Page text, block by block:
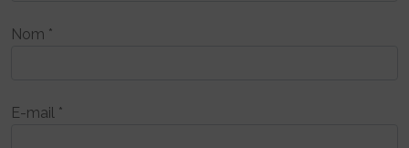
Nom *
E-mail *